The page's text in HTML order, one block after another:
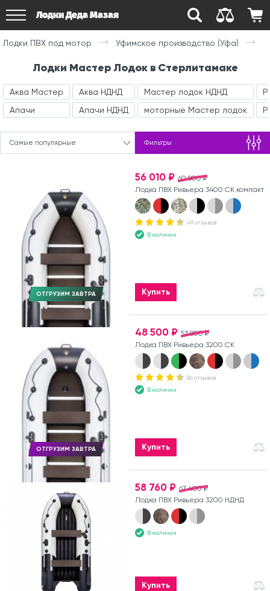
Лодки Деда Мазая
Лодки ПВХ под мотор Уфимское производство (Уфа)
Лодки Мастер Лодок в Стерлитамаке
Аква Мастер
Апачи
Аква НДНД
Апачи НДНД
Мастер лодок НДНД
моторные Мастер лодок
Самые популярные Фильтры
ОТГРУЗИМ ЗАВТРА
60 800 ₽
56 010 ₽
Лодка ПВХ Ривьера 3400 СК компакт
49 отзывов
В наличии
Купить
ОТГРУЗИМ ЗАВТРА
53 800 ₽
48 500 ₽
Лодка ПВХ Ривьера 3200 СК
86 отзывов
В наличии
Купить
67 400 ₽
58 760 ₽
Лодка ПВХ Ривьера 3200 НДНД
В наличии
Купить